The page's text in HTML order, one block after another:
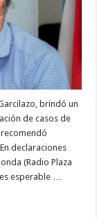
brindó un
de casos de
declaraciones
(Radio Plaza
esperable …